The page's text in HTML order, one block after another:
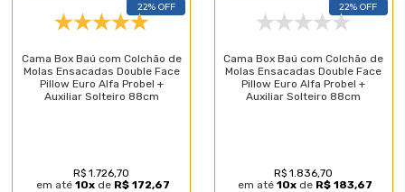
22% OFF
Cama Box Baú com Colchão de
Molas Ensacadas Double Face
Pillow Euro Alfa Probel +
Auxiliar Solteiro 88cm
R$ 1.726,70
em até10x de R$ 172,67
22% OFF
Cama Box Baú com Colchão de
Molas Ensacadas Double Face
Pillow Euro Alfa Probel +
Auxiliar Solteiro 88cm
R$ 1.836,70
em até10x de R$ 183,67